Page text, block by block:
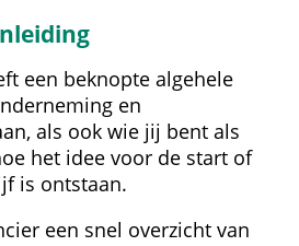
een beknopte algehele
en
als ook wie jij bent als
het idee voor de start of
is ontstaan.
een snel overzicht van